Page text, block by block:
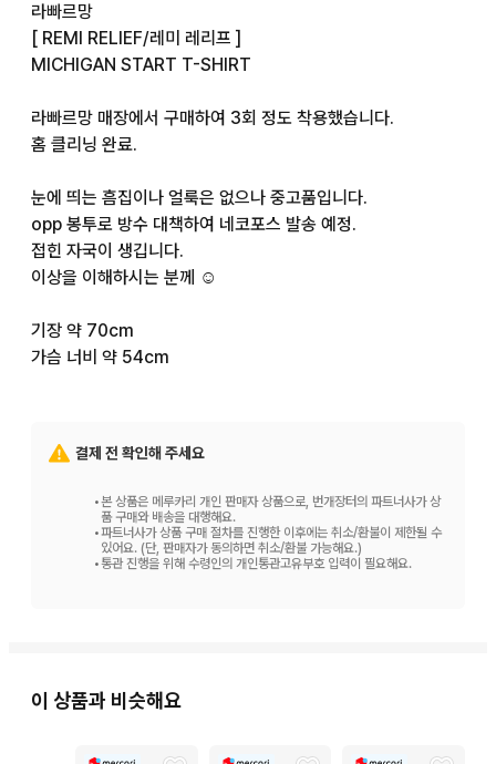
라빠르망
[ REMI RELIEF/레미 레리프 ]
MICHIGAN START T-SHIRT
라빠르망 매장에서 구매하여 3회 정도 착용했습니다.
홈 클리닝 완료.
눈에 띄는 흠집이나 얼룩은 없으나 중고품입니다.
opp 봉투로 방수 대책하여 네코포스 발송 예정.
접힌 자국이 생깁니다.
이상을 이해하시는 분께 ☺︎
기장 약 70cm
가슴 너비 약 54cm
결제 전 확인해 주세요
•본 상품은 메루카리 개인 판매자 상품으로, 번개장터의 파트너사가 상
품 구매와 배송을 대행해요.
•파트너사가 상품 구매 절차를 진행한 이후에는 취소/환불이 제한될 수
있어요. (단, 판매자가 동의하면 취소/환불 가능해요.)
•통관 진행을 위해 수령인의 개인통관고유부호 입력이 필요해요.
이 상품과 비슷해요